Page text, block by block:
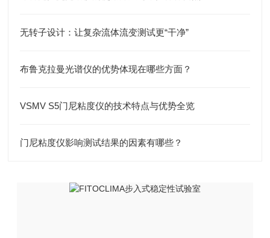
无转子设计：让复杂流体流变测试更“干净”
布鲁克拉曼光谱仪的优势体现在哪些方面？
VSMV S5门尼粘度仪的技术特点与优势全览
门尼粘度仪影响测试结果的因素有哪些？